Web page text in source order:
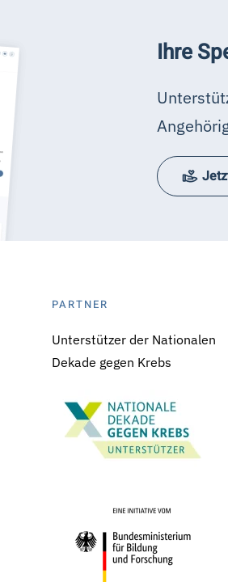
Ihre
PARTNER
Unterstützer der Nationalen
Dekade gegen Krebs